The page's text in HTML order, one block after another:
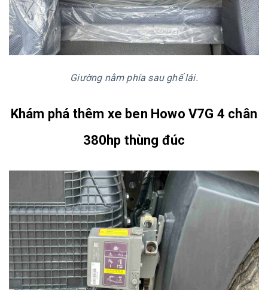
Giường nằm phía sau ghế lái.
Khám phá thêm xe ben Howo V7G 4 chân
380hp thùng đúc